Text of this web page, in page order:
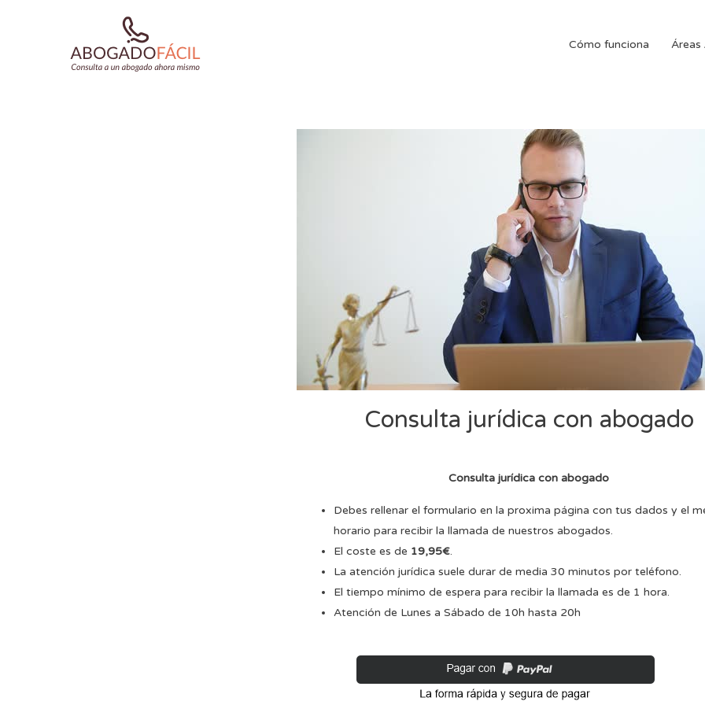
Cómo funciona Áreas
Consulta jurídica con abogado
Consulta jurídica con abogado
Debes rellenar el formulario en la proxima página con tus dados y el
horario para recibir la llamada de nuestros abogados.
El coste es de 19,95€.
La atención jurídica suele durar de media 30 minutos por teléfono.
El tiempo mínimo de espera para recibir la llamada es de 1 hora.
Atención de Lunes a Sábado de 10h hasta 20h